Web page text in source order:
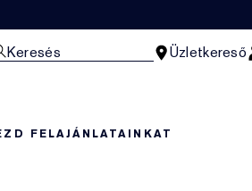
Keresés Üzletkereső
FELAJÁNLATAINKAT